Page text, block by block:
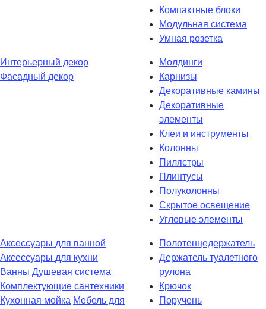
Компактные блоки
Модульная система
Умная розетка
Интерьерный декор
Фасадный декор
Молдинги
Карнизы
Декоративные камины
Декоративные
элементы
Клеи и инструменты
Колонны
Пилястры
Плинтусы
Полуколонны
Скрытое освещение
Угловые элементы
Аксессуары для ванной
Аксессуары для кухни
Ванны Душевая система
Комплектующие сантехники
Кухонная мойка Мебель для
Полотенцедержатель
Держатель туалетного
рулона
Крючок
Поручень